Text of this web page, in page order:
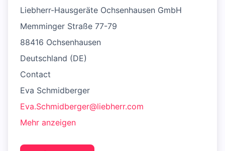
Liebherr-Hausgeräte Ochsenhausen GmbH
Memminger Straße 77-79
88416 Ochsenhausen
Deutschland (DE)
Contact
Eva Schmidberger
Eva.Schmidberger@liebherr.com
Mehr anzeigen